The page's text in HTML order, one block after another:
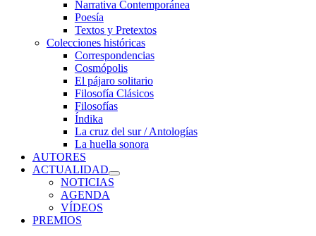
Narrativa Contemporánea
Poesía
Textos y Pretextos
Colecciones históricas
Correspondencias
Cosmópolis
El pájaro solitario
Filosofía Clásicos
Filosofías
Índika
La cruz del sur / Antologías
La huella sonora
AUTORES
ACTUALIDAD
NOTICIAS
AGENDA
VÍDEOS
PREMIOS